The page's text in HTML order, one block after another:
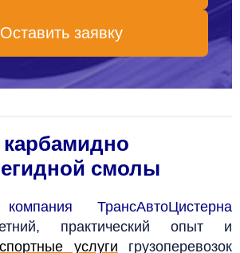
Оставить заявку
карбамидно
смолы
ТрансАвтоЦистерна
практический опыт и
услуги грузоперевозок